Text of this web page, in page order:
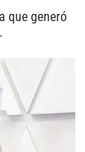
que generó